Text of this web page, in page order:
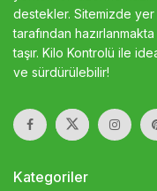
destekler. Sitemizde
tarafından
taşır. Kilo Kontrolü ile
ve sürdürülebilir!
Kategoriler